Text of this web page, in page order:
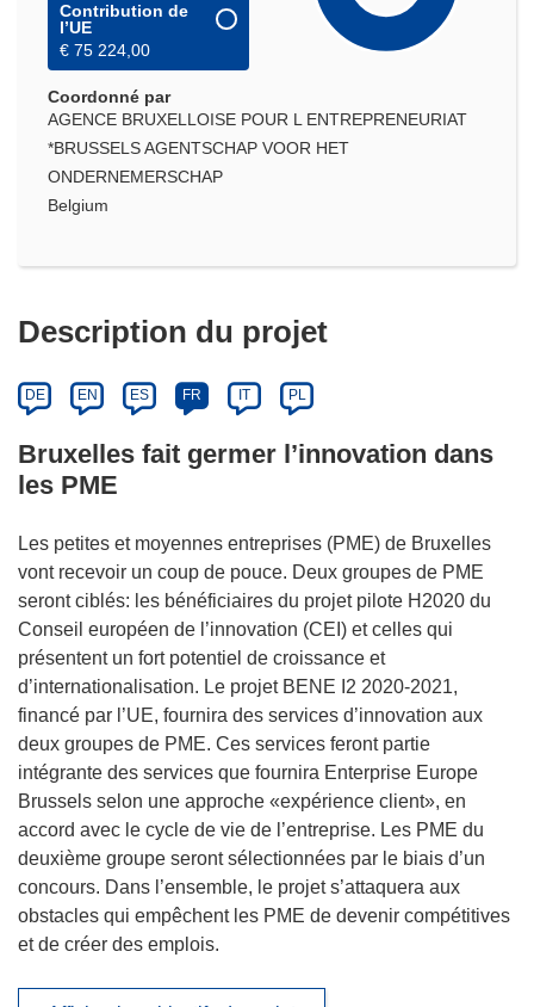
Contribution de
l’UE
€ 75 224,00
Coordonné par
AGENCE BRUXELLOISE POUR L ENTREPRENEURIAT
*BRUSSELS AGENTSCHAP VOOR HET
ONDERNEMERSCHAP
Belgium
Description du projet
DE EN ES FR IT PL
Bruxelles fait germer l’innovation dans
les PME
Les petites et moyennes entreprises (PME) de Bruxelles
vont recevoir un coup de pouce. Deux groupes de PME
seront ciblés: les bénéficiaires du projet pilote H2020 du
Conseil européen de l’innovation (CEI) et celles qui
présentent un fort potentiel de croissance et
d’internationalisation. Le projet BENE I2 2020-2021,
financé par l’UE, fournira des services d’innovation aux
deux groupes de PME. Ces services feront partie
intégrante des services que fournira Enterprise Europe
Brussels selon une approche «expérience client», en
accord avec le cycle de vie de l’entreprise. Les PME du
deuxième groupe seront sélectionnées par le biais d’un
concours. Dans l’ensemble, le projet s’attaquera aux
obstacles qui empêchent les PME de devenir compétitives
et de créer des emplois.